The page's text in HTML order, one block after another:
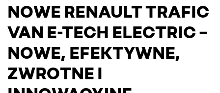
NOWE RENAULT TRAFIC
VAN E-TECH ELECTRIC –
NOWE, EFEKTYWNE,
ZWROTNE I